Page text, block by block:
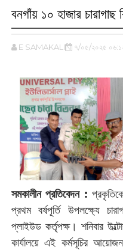
বনগাঁয় ১০ হাজার চারাগাছ
E SAMAKALIN ৭/০৫/২০২৫
সমকালীন প্রতিবেদন :
প্রথম বর্ষপূর্তি উপলক্ষ্যে
প্লাইউড কর্তৃপক্ষ। শনিবার
কার্যালয়ে এই কর্মসূচির